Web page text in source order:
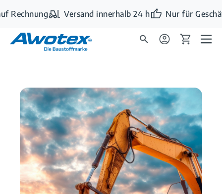
Zum Hauptinhalt springen
Rechnung Versand innerhalb 24 h Nur für